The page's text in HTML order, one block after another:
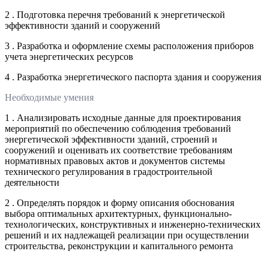
2 . Подготовка перечня требований к энергетической
эффективности зданий и сооружений
3 . Разработка и оформление схемы расположения приборов
учета энергетических ресурсов
4 . Разработка энергетического паспорта здания и сооружения
Необходимые умения
1 . Анализировать исходные данные для проектирования
мероприятий по обеспечению соблюдения требований
энергетической эффективности зданий, строений и
сооружений и оценивать их соответствие требованиям
нормативных правовых актов и документов системы
технического регулирования в градостроительной
деятельности
2 . Определять порядок и форму описания обоснования
выбора оптимальных архитектурных, функционально-
технологических, конструктивных и инженерно-технических
решений и их надлежащей реализации при осуществлении
строительства, реконструкции и капитального ремонта